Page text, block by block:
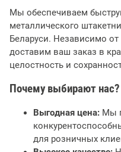
Мы обеспечиваем
металлического
Беларуси. Независимо
доставим ваш заказ в
целостность и
Почему выбирают нас?
Выгодная цена: Мы
для розничных